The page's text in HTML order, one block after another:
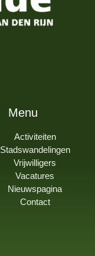
Menu
Activiteiten
Stadswandelingen
Vrijwilligers
Vacatures
Nieuwspagina
Contact